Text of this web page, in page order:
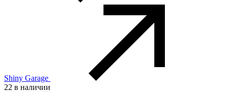
Shiny Garage
22 в наличии